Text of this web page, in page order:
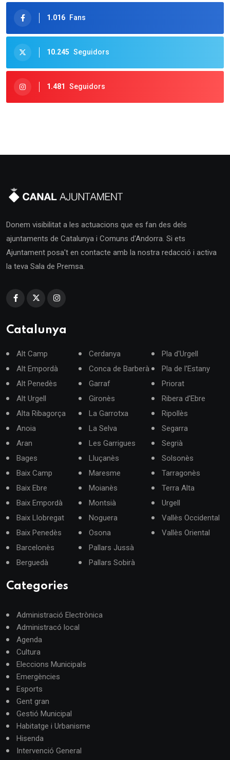
1.016 Fans
10.245 Seguidors
1.481 Seguidors
Donem visibilitat a les actuacions que es fan des dels
ajuntaments de Catalunya i Comuns d'Andorra. Si ets
Ajuntament posa't en contacte amb la nostra redacció i activa
la teva Sala de Premsa.
Catalunya
Alt Camp
Alt Empordà
Alt Penedès
Alt Urgell
Alta Ribagorça
Anoia
Aran
Bages
Baix Camp
Baix Ebre
Baix Empordà
Baix Llobregat
Baix Penedès
Barcelonès
Berguedà
Cerdanya
Conca de Barberà
Garraf
Gironès
La Garrotxa
La Selva
Les Garrigues
Lluçanès
Maresme
Moianès
Montsià
Noguera
Osona
Pallars Jussà
Pallars Sobirà
Pla d'Urgell
Pla de l'Estany
Priorat
Ribera d'Ebre
Ripollès
Segarra
Segrià
Solsonès
Tarragonès
Terra Alta
Urgell
Vallès Occidental
Vallès Oriental
Categories
Administració Electrònica
Administracó local
Agenda
Cultura
Eleccions Municipals
Emergències
Esports
Gent gran
Gestió Municipal
Habitatge i Urbanisme
Hisenda
Intervenció General